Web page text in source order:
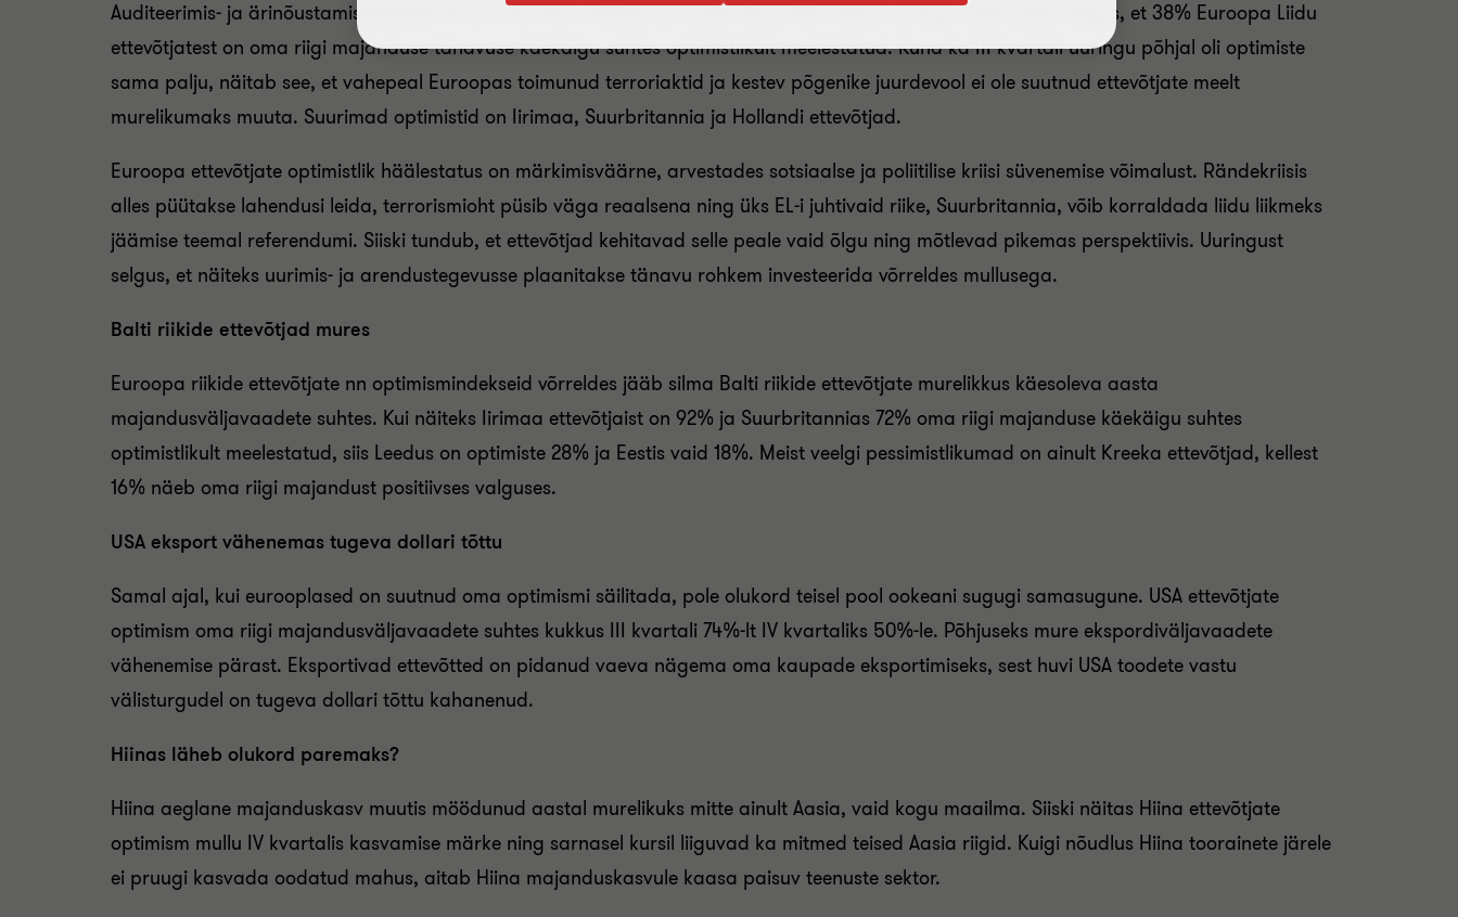
Auditeerimis- ja ärinõustamisettevõtte Grant Thornton möödunud aasta lõpus läbi viidud uuringu tulemustest selgus, et 38% Euroopa Liidu
ettevõtjatest on oma riigi majanduse tänavuse käekäigu suhtes optimistlikult meelestatud. Kuna ka III kvartali uuringu põhjal oli optimiste
sama palju, näitab see, et vahepeal Euroopas toimunud terroriaktid ja kestev põgenike juurdevool ei ole suutnud ettevõtjate meelt
murelikumaks muuta. Suurimad optimistid on Iirimaa, Suurbritannia ja Hollandi ettevõtjad.
Euroopa ettevõtjate optimistlik häälestatus on märkimisväärne, arvestades sotsiaalse ja poliitilise kriisi süvenemise võimalust. Rändekriisis
alles püütakse lahendusi leida, terrorismioht püsib väga reaalsena ning üks EL-i juhtivaid riike, Suurbritannia, võib korraldada liidu liikmeks
jäämise teemal referendumi. Siiski tundub, et ettevõtjad kehitavad selle peale vaid õlgu ning mõtlevad pikemas perspektiivis. Uuringust
selgus, et näiteks uurimis- ja arendustegevusse plaanitakse tänavu rohkem investeerida võrreldes mullusega.
Balti riikide ettevõtjad mures
Euroopa riikide ettevõtjate nn optimismindekseid võrreldes jääb silma Balti riikide ettevõtjate murelikkus käesoleva aasta
majandusväljavaadete suhtes. Kui näiteks Iirimaa ettevõtjaist on 92% ja Suurbritannias 72% oma riigi majanduse käekäigu suhtes
optimistlikult meelestatud, siis Leedus on optimiste 28% ja Eestis vaid 18%. Meist veelgi pessimistlikumad on ainult Kreeka ettevõtjad, kellest
16% näeb oma riigi majandust positiivses valguses.
USA eksport vähenemas tugeva dollari tõttu
Samal ajal, kui eurooplased on suutnud oma optimismi säilitada, pole olukord teisel pool ookeani sugugi samasugune. USA ettevõtjate
optimism oma riigi majandusväljavaadete suhtes kukkus III kvartali 74%-lt IV kvartaliks 50%-le. Põhjuseks mure ekspordiväljavaadete
vähenemise pärast. Eksportivad ettevõtted on pidanud vaeva nägema oma kaupade eksportimiseks, sest huvi USA toodete vastu
välisturgudel on tugeva dollari tõttu kahanenud.
Hiinas läheb olukord paremaks?
Hiina aeglane majanduskasv muutis möödunud aastal murelikuks mitte ainult Aasia, vaid kogu maailma. Siiski näitas Hiina ettevõtjate
optimism mullu IV kvartalis kasvamise märke ning sarnasel kursil liiguvad ka mitmed teised Aasia riigid. Kuigi nõudlus Hiina toorainete järele
ei pruugi kasvada oodatud mahus, aitab Hiina majanduskasvule kaasa paisuv teenuste sektor.